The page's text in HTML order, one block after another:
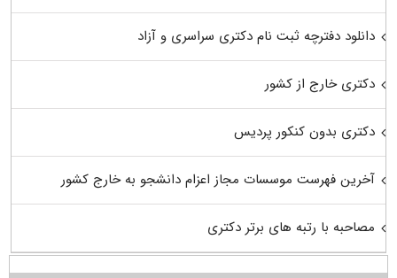
دانلود دفترچه ثبت نام دکتری سراسری و آزاد
دکتری خارج از کشور
دکتری بدون کنکور پردیس
آخرین فهرست موسسات مجاز اعزام دانشجو به خارج کشور
مصاحبه با رتبه های برتر دکتری